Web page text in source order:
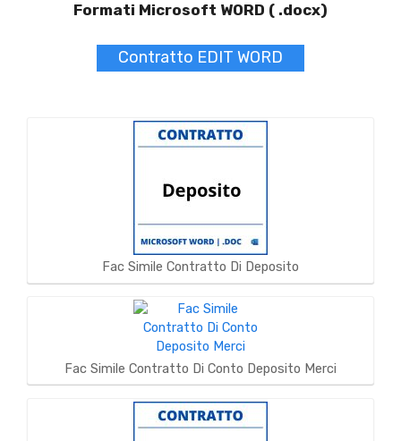
Formati Microsoft WORD ( .docx)
Contratto EDIT WORD
Fac Simile Contratto Di Deposito
Fac Simile Contratto Di Conto Deposito Merci